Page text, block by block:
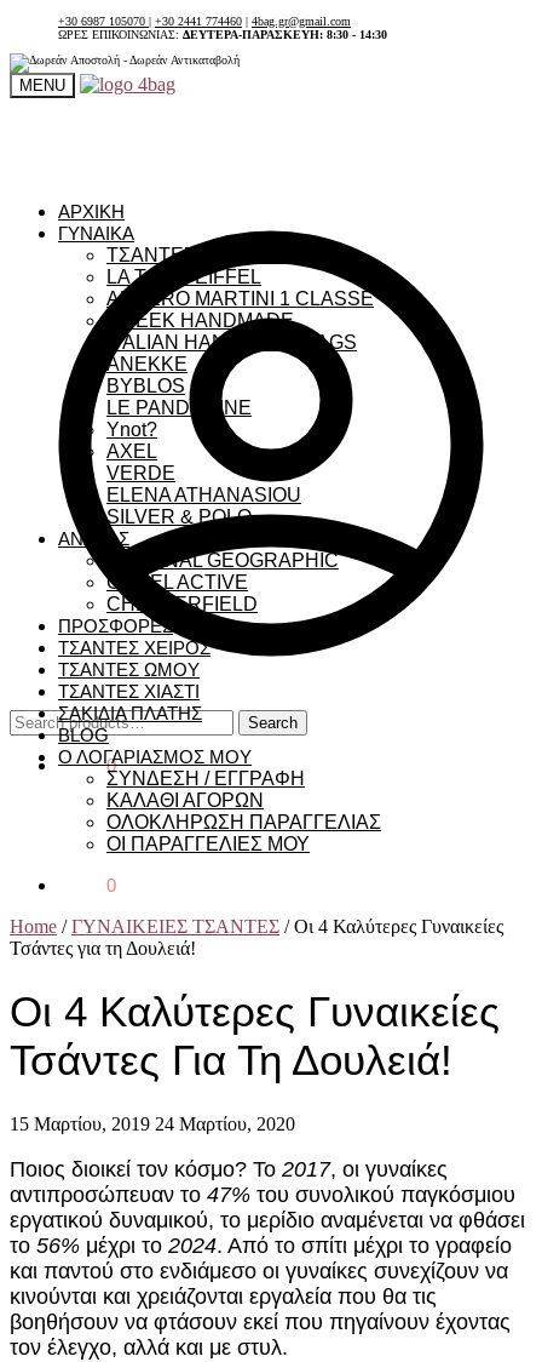
+30 6987 105070 | +30 2441 774460 | 4bag.gr@gmail.com
ΩΡΕΣ ΕΠΙΚΟΙΝΩΝΙΑΣ: ΔΕΥΤΕΡΑ-ΠΑΡΑΣΚΕΥΗ: 8:30 - 14:30
MENU
Search
for:
Search
€0,00 0
ΑΡΧΙΚΗ
ΓΥΝΑΙΚΑ
ΤΣΑΝΤΕΣ ΓΥΝΑΙΚΕΙΕΣ
LA TOUR EIFFEL
ALVIERO MARTINI 1 CLASSE
GREEK HANDMADE
ITALIAN HANDMADE BAGS
ANEKKE
BYBLOS
LE PANDORINE
Ynot?
AXEL
VERDE
ELENA ATHANASIOU
SILVER & POLO
ΑΝΔΡΑΣ
NATIONAL GEOGRAPHIC
CAMEL ACTIVE
CHESTERFIELD
ΠΡΟΣΦΟΡΕΣ
ΤΣΑΝΤΕΣ ΧΕΙΡΟΣ
ΤΣΑΝΤΕΣ ΩΜΟΥ
ΤΣΑΝΤΕΣ ΧΙΑΣΤΙ
ΣΑΚΙΔΙΑ ΠΛΑΤΗΣ
BLOG
Ο ΛΟΓΑΡΙΑΣΜΟΣ ΜΟΥ
ΣΥΝΔΕΣΗ / ΕΓΓΡΑΦΗ
ΚΑΛΑΘΙ ΑΓΟΡΩΝ
ΟΛΟΚΛΗΡΩΣΗ ΠΑΡΑΓΓΕΛΙΑΣ
ΟΙ ΠΑΡΑΓΓΕΛΙΕΣ ΜΟΥ
0
Home /ΓΥΝΑΙΚΕΙΕΣ ΤΣΑΝΤΕΣ /Οι 4 Καλύτερες Γυναικείες
Τσάντες για τη Δουλειά!
Οι 4 Καλύτερες Γυναικείες
Τσάντες Για Τη Δουλειά!
15 Μαρτίου, 2019 24 Μαρτίου, 2020
Ποιος διοικεί τον κόσμο? Το 2017, οι γυναίκες
αντιπροσώπευαν το 47% του συνολικού παγκόσμιου
εργατικού δυναμικού, το μερίδιο αναμένεται να φθάσει
το 56% μέχρι το 2024. Από το σπίτι μέχρι το γραφείο
και παντού στο ενδιάμεσο οι γυναίκες συνεχίζουν να
κινούνται και χρειάζονται εργαλεία που θα τις
βοηθήσουν να φτάσουν εκεί που πηγαίνουν έχοντας
τον έλεγχο, αλλά και με στυλ.